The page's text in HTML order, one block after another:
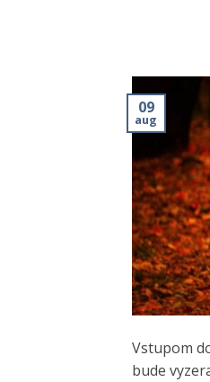
09
aug
Vstupom
bude